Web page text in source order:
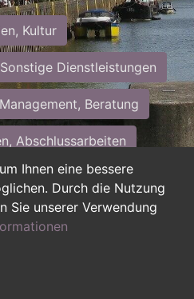
Ihnen eine bessere
Durch die Nutzung
Sie unserer Verwendung
Kultur
Sonstige Dienstleistungen
Management, Beratung
Abschlussarbeiten
Sekretariat
Nebenjobs
Ausbildung